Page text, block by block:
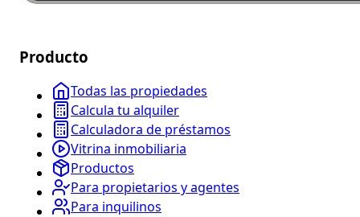
Producto
Todas las propiedades
Calcula tu alquiler
Calculadora de préstamos
Vitrina inmobiliaria
Productos
Para propietarios y agentes
Para inquilinos